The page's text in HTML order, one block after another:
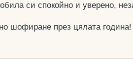
си спокойно и уверено,
шофиране през цялата година!